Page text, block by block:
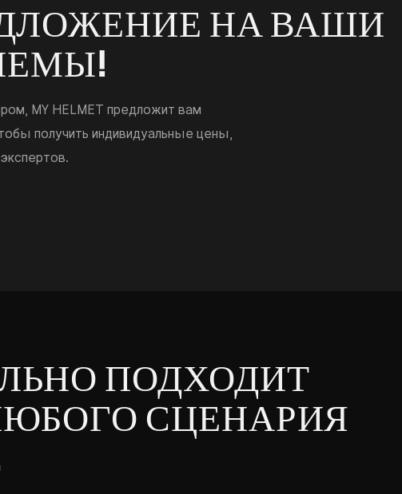
НА ВАШИ
MY HELMET предложит вам
получить индивидуальные цены,
ПОДХОДИТ
СЦЕНАРИЯ